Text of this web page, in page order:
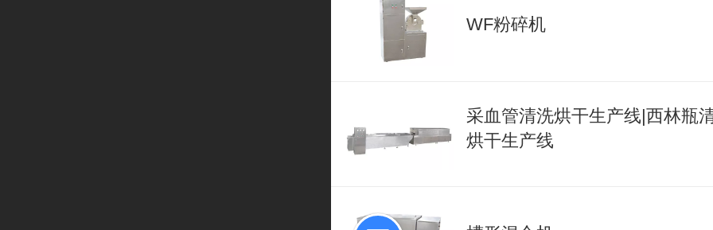
WF粉碎机
采血管清洗烘干生产线|西林瓶
烘干生产线